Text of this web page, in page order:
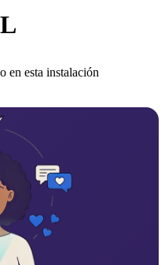
en esta instalación